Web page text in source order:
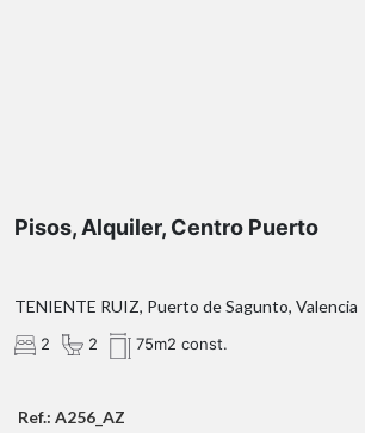
Agentes de Intermediación
Pisos, Alquiler, Centro Puerto
TENIENTE RUIZ, Puerto de Sagunto, Valencia
2 2 75m2 const.
Ref.: A256_AZ